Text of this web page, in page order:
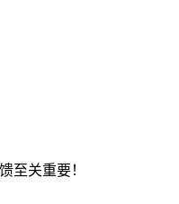
至关重要！